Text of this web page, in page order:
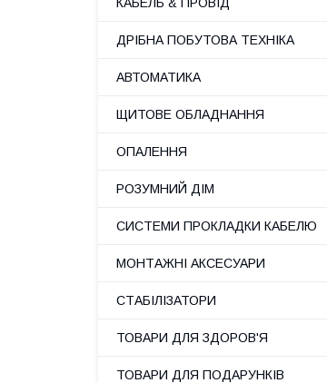
ДРІБНА ПОБУТОВА ТЕХНІКА
АВТОМАТИКА
ЩИТОВЕ ОБЛАДНАННЯ
ОПАЛЕННЯ
РОЗУМНИЙ ДІМ
СИСТЕМИ ПРОКЛАДКИ КАБЕЛЮ
МОНТАЖНІ АКСЕСУАРИ
СТАБІЛІЗАТОРИ
ТОВАРИ ДЛЯ ЗДОРОВ'Я
ТОВАРИ ДЛЯ ПОДАРУНКІВ